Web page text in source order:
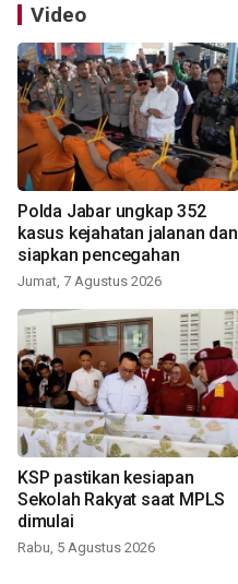
Video
Polda Jabar ungkap 352
kasus kejahatan jalanan dan
siapkan pencegahan
Jumat, 7 Agustus 2026
KSP pastikan kesiapan
Sekolah Rakyat saat MPLS
dimulai
Rabu, 5 Agustus 2026